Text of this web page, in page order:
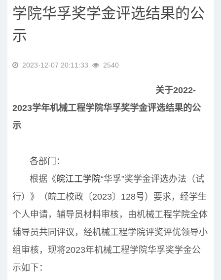
学院华孚奖学金评选结果的公
示
2023-12-07 20:11:33 2540
关于2022-
2023学年机械工程学院华孚奖学金评选结果的公
示
各部门：
根据《皖江工学院“华孚”奖学金评选办法（试
行）》（皖工校政〔2023〕128号）要求，经学生
个人申请，辅导员材料审核，由机械工程学院全体
辅导员共同评议，经机械工程学院评奖评优领导小
组审核，现将2023年机械工程学院华孚奖学金公
示如下：